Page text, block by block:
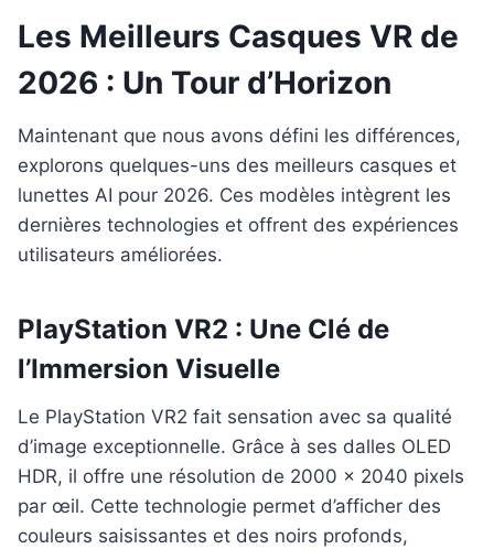
Les Meilleurs Casques VR de
2026 : Un Tour d’Horizon
Maintenant que nous avons défini les différences,
explorons quelques-uns des meilleurs casques et
lunettes AI pour 2026. Ces modèles intègrent les
dernières technologies et offrent des expériences
utilisateurs améliorées.
PlayStation VR2 : Une Clé de
l’Immersion Visuelle
Le PlayStation VR2 fait sensation avec sa qualité
d’image exceptionnelle. Grâce à ses dalles OLED
HDR, il offre une résolution de 2000 x 2040 pixels
par œil. Cette technologie permet d’afficher des
couleurs saisissantes et des noirs profonds,